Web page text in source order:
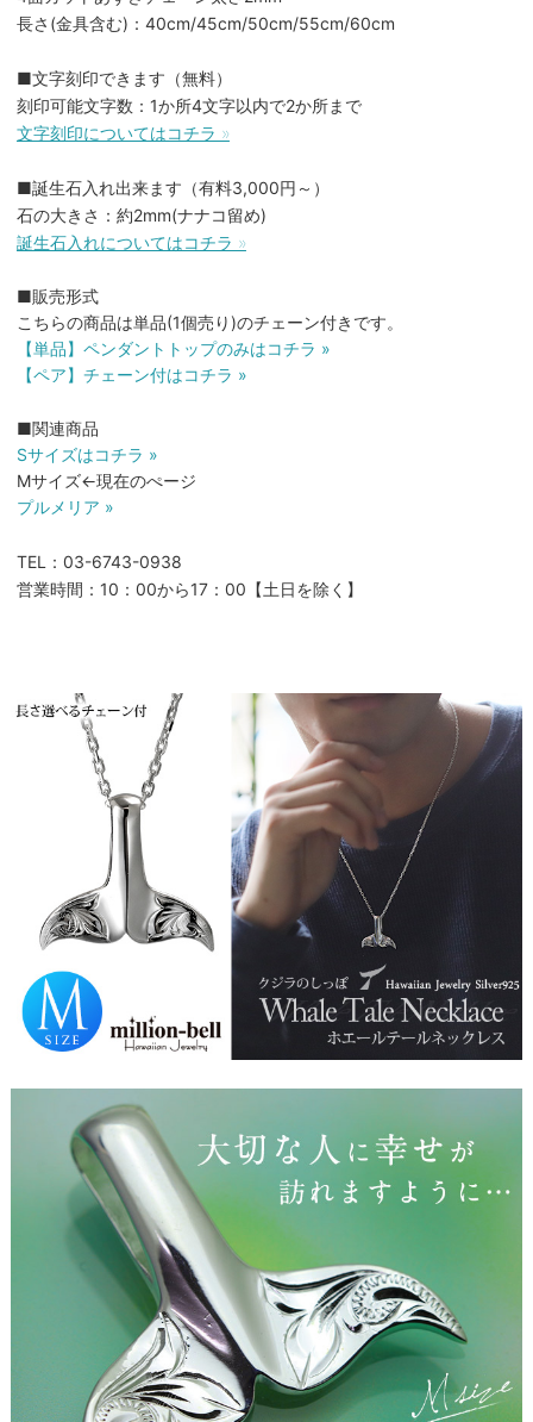
長さ(金具含む)：40cm/45cm/50cm/55cm/60cm
■文字刻印できます（無料）
刻印可能文字数：1か所4文字以内で2か所まで
文字刻印についてはコチラ »
■誕生石入れ出来ます（有料3,000円～）
石の大きさ：約2mm(ナナコ留め)
誕生石入れについてはコチラ »
■販売形式
こちらの商品は単品(1個売り)のチェーン付きです。
【単品】ペンダントトップのみはコチラ »
【ペア】チェーン付はコチラ »
■関連商品
Sサイズはコチラ »
Mサイズ←現在のぺージ
プルメリア »
TEL：03-6743-0938
営業時間：10：00から17：00【土日を除く】